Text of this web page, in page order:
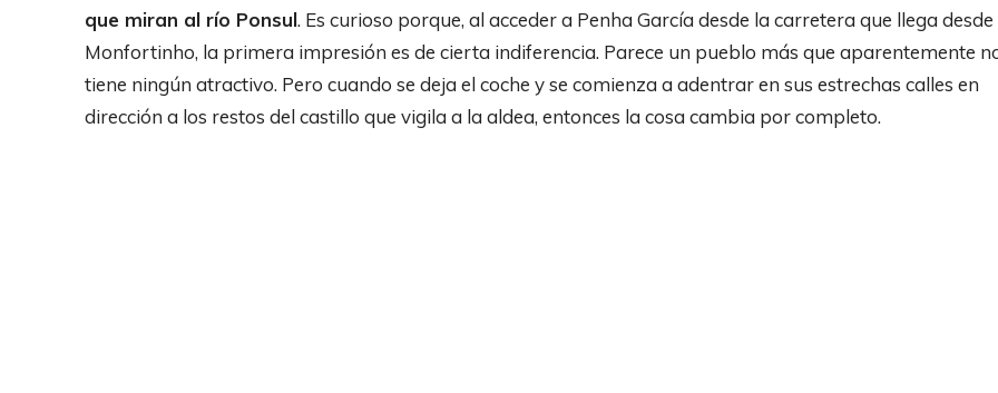
que miran al río Ponsul. Es curioso porque, al acceder a Penha García desde la carretera que llega desde
Monfortinho, la primera impresión es de cierta indiferencia. Parece un pueblo más que aparentemente
tiene ningún atractivo. Pero cuando se deja el coche y se comienza a adentrar en sus estrechas calles en
dirección a los restos del castillo que vigila a la aldea, entonces la cosa cambia por completo.